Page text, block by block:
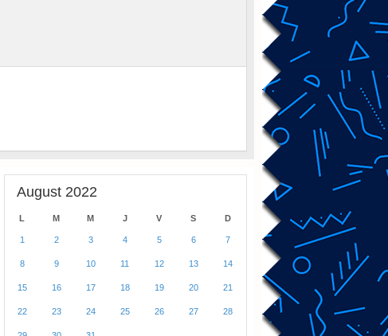
August 2022
L M M J V S D
1 2 3 4 5 6 7
8 9 10 11 12 13 14
15 16 17 18 19 20 21
22 23 24 25 26 27 28